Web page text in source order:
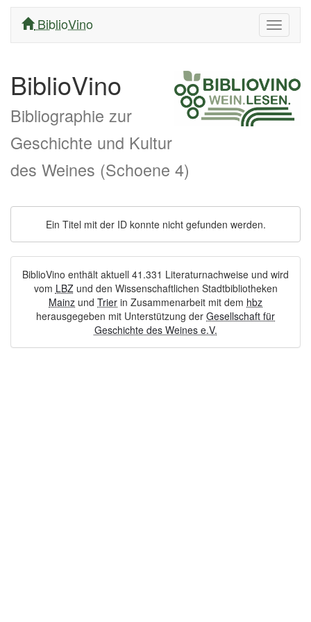
ein/
BiblioVino
BiblioVino
Bibliographie zur
Geschichte und Kultur
des Weines (Schoene 4)
Ein Titel mit der ID konnte nicht gefunden werden.
BiblioVino enthält aktuell 41.331 Literaturnachweise und wird
vom LBZund den Wissenschaftlichen Stadtbibliotheken
Mainz und Trier in Zusammenarbeit mit dem hbz
herausgegeben mit Unterstützung der Gesellschaft für
Geschichte des Weines e.V.